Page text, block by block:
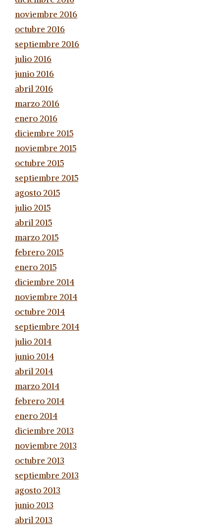
noviembre 2016
octubre 2016
septiembre 2016
julio 2016
junio 2016
abril 2016
marzo 2016
enero 2016
diciembre 2015
noviembre 2015
octubre 2015
septiembre 2015
agosto 2015
julio 2015
abril 2015
marzo 2015
febrero 2015
enero 2015
diciembre 2014
noviembre 2014
octubre 2014
septiembre 2014
julio 2014
junio 2014
abril 2014
marzo 2014
febrero 2014
enero 2014
diciembre 2013
noviembre 2013
octubre 2013
septiembre 2013
agosto 2013
junio 2013
abril 2013